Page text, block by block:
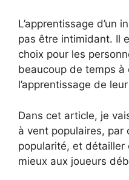
L’apprentissage d’un
pas être intimidant. Il
choix pour les
beaucoup de temps à
l’apprentissage de
Dans cet article, je
à vent populaires, par
popularité, et détailler
mieux aux joueurs